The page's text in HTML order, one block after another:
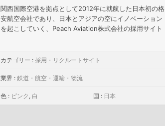
関西国際空港を拠点として2012年に就航した日本初の格
安航空会社であり、日本とアジアの空にイノベーション
を起こしていく、Peach Aviation株式会社の採用サイト
カテゴリー : 採用・リクルートサイト
業界 : 鉄道・航空・運輸・物流
色 : ピンク , 白 国 : 日本